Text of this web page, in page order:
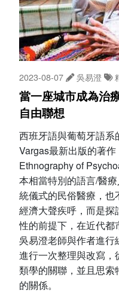
2023-08-07 吳易澄
當一座城市成為治
自由聯想
西班牙語與葡萄牙語
Vargas最新出版的著
Ethnography of
本相當特別的語言/醫
統儀式的民俗醫療，
經濟大聲疾呼，而是
性的前提下，在近代都
吳易澄老師與作者進
進行一次整理與改寫，
類學的關聯，並且思
的關係。